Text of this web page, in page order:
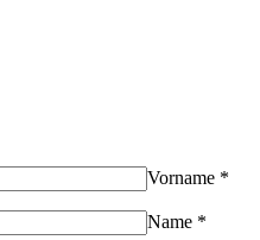
Vorname *
Name *